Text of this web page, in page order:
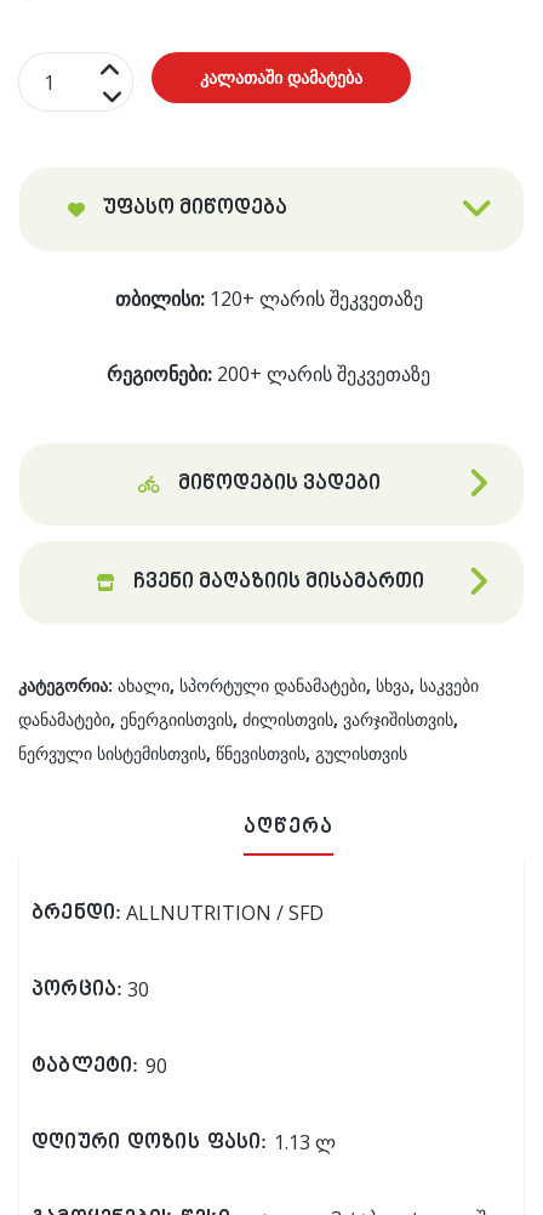
რაოდენობა:
კალიუმი
კაფსულა)
კალათაში დამატება
უფასო მიწოდება
თბილისი:120+ ლარის შეკვეთაზე
რეგიონები: 200+ ლარის შეკვეთაზე
მიწოდების ვადები
ჩვენი მაღაზიის მისამართი
კატეგორია: ახალი, სპორტული დანამატები, სხვა, საკვები
დანამატები, ენერგიისთვის, ძილისთვის, ვარჯიშისთვის,
ნერვული სისტემისთვის, წნევისთვის, გულისთვის
აღწერა
ბრენდი: ALLNUTRITION / SFD
პორცია: 30
ტაბლეტი:90
დღიური დოზის ფასი: 1.13 ლ